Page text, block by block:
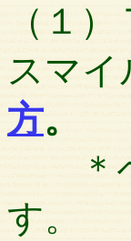
（１
スマイ
方。
＊ペ
す。